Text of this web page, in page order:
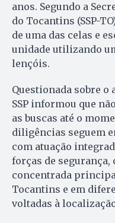
anos. Segundo a
do Tocantins (SSP-
de uma das celas e
unidade utilizando
lençóis.
Questionada sobre o
SSP informou que
as buscas até o
diligências seguem
com atuação
forças de
concentrada
Tocantins e em
voltadas à